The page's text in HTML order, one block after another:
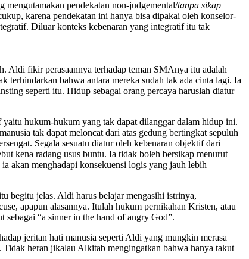
mengutamakan pendekatan non-judgemental/tanpa sikap
karena pendekatan ini hanya bisa dipakai oleh konselor-
Diluar konteks kebenaran yang integratif itu tak
Aldi fikir perasaannya terhadap teman SMAnya itu adalah
terhindarkan bahwa antara mereka sudah tak ada cinta lagi. Ia
seperti itu. Hidup sebagai orang percaya haruslah diatur
hukum-hukum yang tak dapat dilanggar dalam hidup ini.
tak dapat meloncat dari atas gedung bertingkat sepuluh
Segala sesuatu diatur oleh kebenaran objektif dari
kena radang usus buntu. Ia tidak boleh bersikap menurut
akan menghadapi konsekuensi logis yang jauh lebih
begitu jelas. Aldi harus belajar mengasihi istrinya,
apapun alasannya. Itulah hukum pernikahan Kristen, atau
sebagai “a sinner in the hand of angry God”.
jeritan hati manusia seperti Aldi yang mungkin merasa
heran jikalau Alkitab mengingatkan bahwa hanya takut